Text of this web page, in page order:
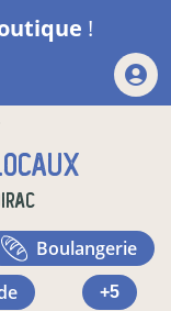
!
boulangerie
+5